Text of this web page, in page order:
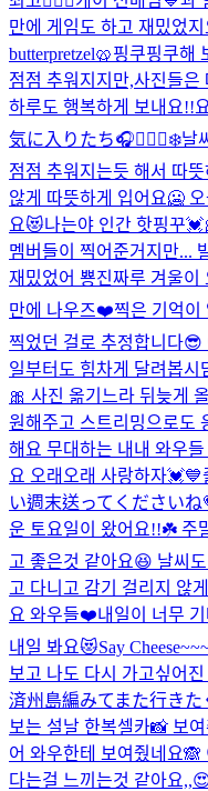
만에 게임도 하고 재밌었
butterpretzel🥨핑쿠핑쿠해
점점 추워지지만,사진들
하루도 행복하게 보내요!!
気に入りたち🎧🧘🏻‍♀️❄️날
점점 추워지는듯 해서 따
않게 따뜻하게 입어요🥶
요😻나는야 인간 핫핑꾸
멤버들이 찍어준거지만...
재밌었어 뿅진짜루 겨울
만에 나우즈❤️찍은 기억이
찍었던 걸로 추정합니다
일부터도 힘차게 달려봅
🎀 사진 옮기느라 뒤늦게
원해주고 스트리밍으로도
해요 무대하는 내내 와우
요 오래오래 사랑하자💓💙
い週末送ってください
운 토요일이 왔어요!!☘️ 주
고 좋은것 같아요😆 날씨
고 다니고 감기 걸리지 않
요 와우들❤️내일이 너무
내일 봐요😻Say
보고 나도 다시 가고싶어
済州島編みてまた行き
보는 설날 한복셀카📸 보
어 와우한테 보여줬네요🙈
다는걸 느끼는것 같아요